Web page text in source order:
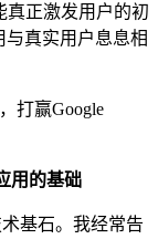
真正激发用户的初
与真实用户息息相
用的基础
基石。我经常告